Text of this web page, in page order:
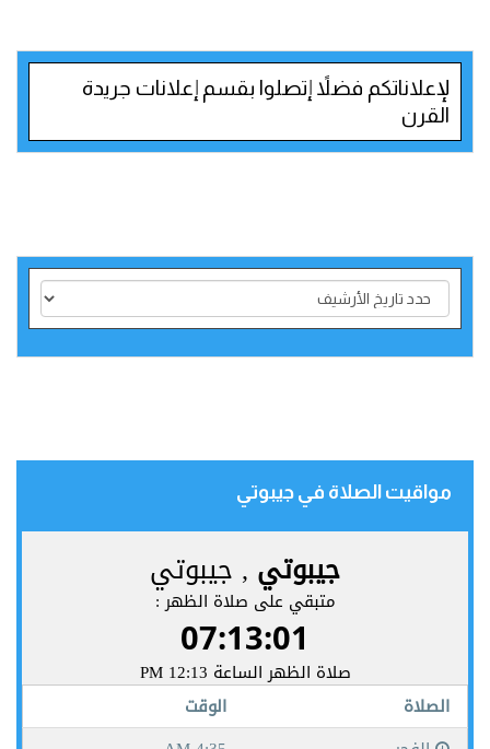
لإعلاناتكم فضلاً إتصلوا بقسم إعلانات جريدة
القرن
مواقيت الصلاة في جيبوتي‎